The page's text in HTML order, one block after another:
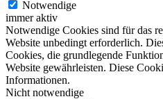
Notwendige
immer aktiv
Notwendige Cookies sind für das
Website unbedingt erforderlich.
Cookies, die grundlegende
Website gewährleisten. Diese
Informationen.
Nicht notwendige